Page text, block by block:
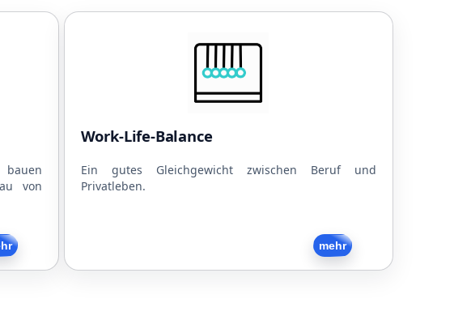
bauen
von
Work-Life-Balance
Ein gutes Gleichgewicht zwischen Beruf und
Privatleben.
mehr
Flexible Arbeitszeiten
4,5-Tage-Woche
Teilzeitmodelle
Hund im Büro